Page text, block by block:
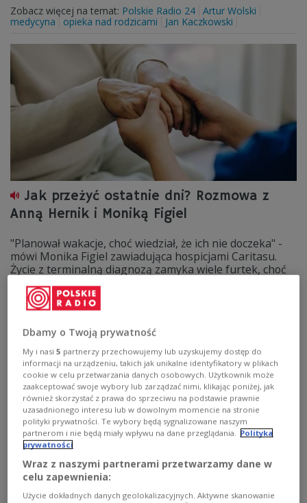
Zobacz więcej na temat: Polskie Radio 24 Artur Wolski
medycyna
opieka nad rodzicami Jan Kaczkowski
Jak przeżyć ostatnie dni? Rozmowa z
Anną Hernik i Moniką Figiel
"Planował wakacje, choć wiedział, że ich nie doczeka" -
mówi Monika Figiel zawiadująca hospicjami Caritasu.
Życie z terminalną diagnozą zamyka wiele furtek, choć
niektóre dopiero wtedy się otwierają. Jak osoby chore
spędzają ostatni okres swojego życia, jakie pułapki
umysłu i zagrożenia - na przykład ze strony wszelkiej
rodziny. Jak i gdzie szukać siły, potrzebnej do
udźwignięcia ciężaru śmierci i czy da się mądrze wybrać
sposób, w jaki żegna się ze światem - o tym Paulina Wilk
rozmawiała z Anną Hernik - opiekunką i żoną ś.p. Jana,
fotografką, Finalistką Grand Press Photo 2021-2024 za
zdjęcia oswajające widzów z tematem choroby i
odchodzenia, działaczką na rzecz praw pacjenta oraz
Moniką Figiel - opiekunką hospicjów w Caritas Polska.
Zobacz więcej na temat:
Dbamy o Twoją prywatność
My i nasi5 partnerzy przechowujemy lub uzyskujemy dostęp do
informacji na urządzeniu, takich jak unikalne identyfikatory w plikach
cookie w celu przetwarzania danych osobowych. Użytkownik może
zaakceptować swoje wybory lub zarządzać nimi, klikając poniżej, jak
również skorzystać z prawa do sprzeciwu na podstawie prawnie
uzasadnionego interesu lub w dowolnym momencie na stronie
polityki prywatności. Te wybory będą sygnalizowane naszym
partnerom i nie będą miały wpływu na dane przeglądania. Polityka
prywatności
Wraz z naszymi partnerami przetwarzamy dane w
celu zapewnienia:
Użycie dokładnych danych geolokalizacyjnych. Aktywne skanowanie